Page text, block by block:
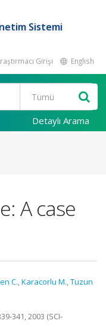
Sistemi
Girişi English
Detaylı Arama
A case
C.,Karacorlu M.,Tuzun
341, 2003 (SCI-